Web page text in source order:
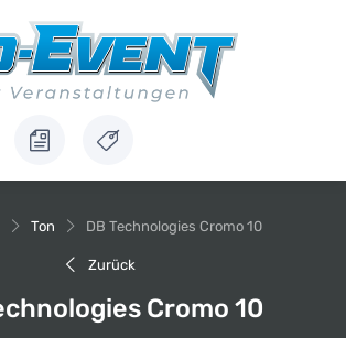
Ton DB Technologies Cromo 10
Zurück
Cromo 10